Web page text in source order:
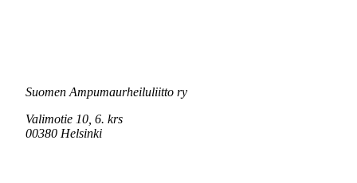
Suomen Ampumaurheiluliitto ry
Valimotie 10, 6. krs
00380 Helsinki